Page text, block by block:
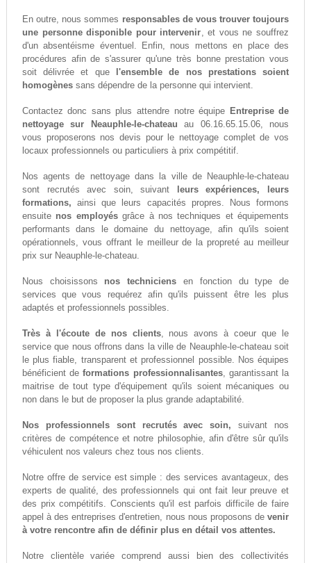
En outre, nous sommes responsables de vous trouver toujours
une personne disponible pour intervenir, et vous ne souffrez
d'un absentéisme éventuel. Enfin, nous mettons en place des
procédures afin de s'assurer qu'une très bonne prestation vous
soit délivrée et que
l'ensemble de nos prestations soient
homogènessans dépendre de la personne qui intervient.
Contactez donc sans plus attendre notre équipe Entreprise de
nettoyage sur Neauphle-le-chateau au 06.16.65.15.06, nous
vous proposerons nos devis pour le nettoyage complet de vos
locaux professionnels ou particuliers à prix compétitif.
Nos agents de nettoyage dans la ville de Neauphle-le-chateau
sont recrutés avec soin, suivant
leurs expériences, leurs
formations, ainsi que leurs capacités propres. Nous formons
ensuite nos employésgrâce à nos techniques et équipements
performants dans le domaine du nettoyage, afin qu'ils soient
opérationnels, vous offrant le meilleur de la propreté au meilleur
prix sur Neauphle-le-chateau.
Nous choisissons nos techniciens en fonction du type de
services que vous requérez afin qu'ils puissent être les plus
adaptés et professionnels possibles.
Très à l'écoute de nos clients, nous avons à coeur que le
service que nous offrons dans la ville de Neauphle-le-chateau soit
le plus fiable, transparent et professionnel possible. Nos équipes
bénéficient deformations professionnalisantes, garantissant la
maitrise de tout type d'équipement qu'ils soient mécaniques ou
non dans le but de proposer la plus grande adaptabilité.
Nos professionnels sont recrutés avec soin, suivant nos
critères de compétence et notre philosophie, afin d'être sûr qu'ils
véhiculent nos valeurs chez tous nos clients.
Notre offre de service est simple : des services avantageux, des
experts de qualité, des professionnels qui ont fait leur preuve et
des prix compétitifs. Conscients qu'il est parfois difficile de faire
appel à des entreprises d'entretien, nous nous proposons devenir
à votre rencontre afin de définir plus en détail vos attentes.
Notre clientèle variée comprend aussi bien des collectivités